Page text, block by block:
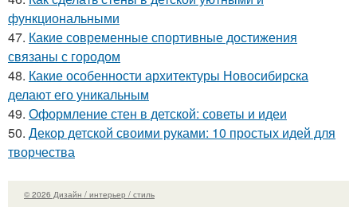
функциональными
47. Какие современные спортивные достижения
связаны с городом
48. Какие особенности архитектуры Новосибирска
делают его уникальным
49. Оформление стен в детской: советы и идеи
50. Декор детской своими руками: 10 простых идей для
творчества
© 2026 Дизайн / интерьер / стиль